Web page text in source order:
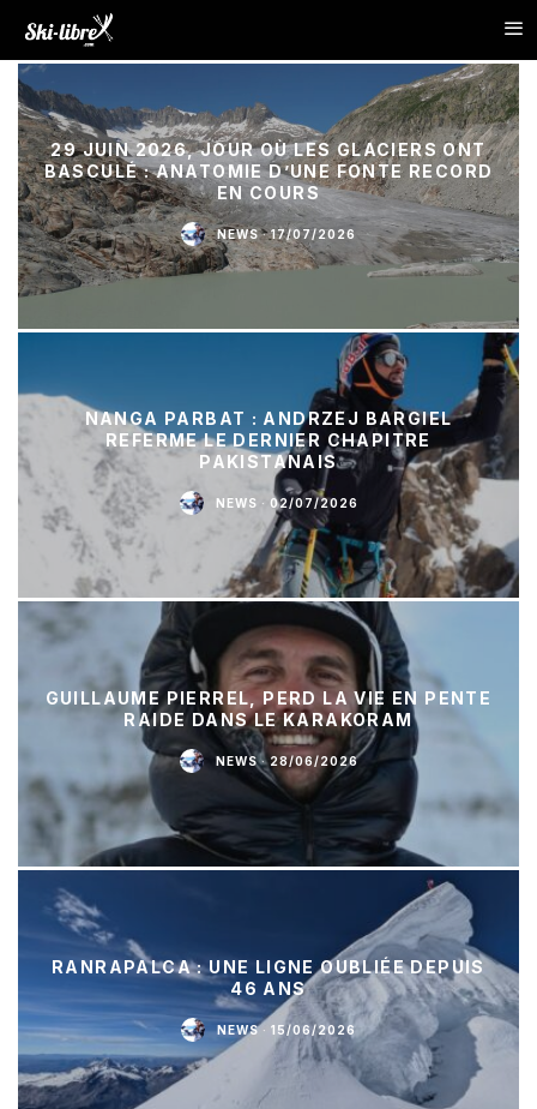
29 JUIN 2026, JOUR OÙ LES GLACIERS ONT
BASCULÉ : ANATOMIE D’UNE FONTE RECORD
EN COURS
NEWS · 17/07/2026
NANGA PARBAT : ANDRZEJ BARGIEL
REFERME LE DERNIER CHAPITRE
PAKISTANAIS
NEWS · 02/07/2026
GUILLAUME PIERREL, PERD LA VIE EN PENTE
RAIDE DANS LE KARAKORAM
NEWS · 28/06/2026
RANRAPALCA : UNE LIGNE OUBLIÉE DEPUIS
46 ANS
NEWS · 15/06/2026